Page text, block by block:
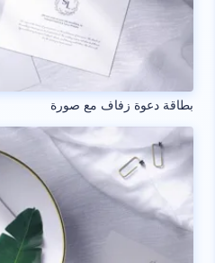
بطاقة دعوة زفاف مع صورة